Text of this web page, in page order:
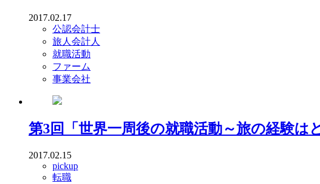
2017.02.17
公認会計士
旅人会計人
就職活動
ファーム
事業会社
第3回「世界一周後の就職活動～旅の経験は
2017.02.15
pickup
転職